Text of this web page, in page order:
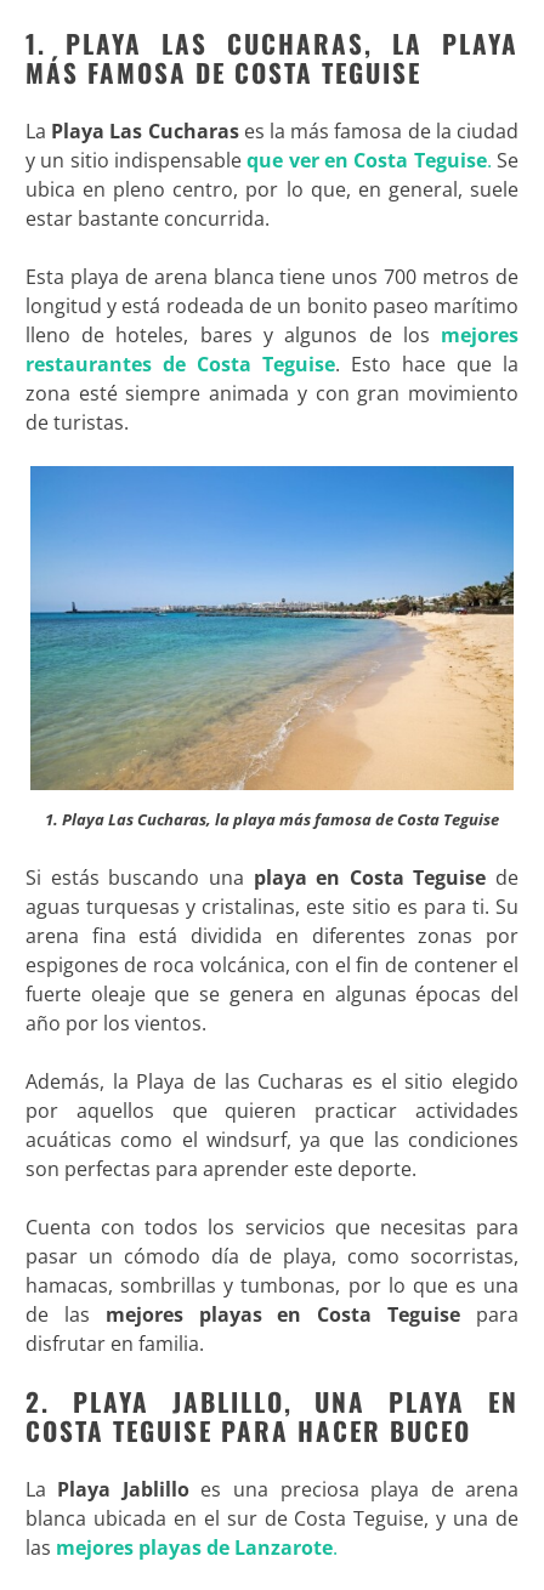
1. PLAYA LAS CUCHARAS, LA PLAYA
MÁS FAMOSA DE COSTA TEGUISE
La Playa Las Cucharases la más famosa de la ciudad
y un sitio indispensableque ver en Costa Teguise. Se
ubica en pleno centro, por lo que, en general, suele
estar bastante concurrida.
Esta playa de arena blanca tiene unos 700 metros de
longitud y está rodeada de un bonito paseo marítimo
lleno de hoteles, bares y algunos de los mejores
restaurantes de Costa Teguise. Esto hace que la
zona esté siempre animada y con gran movimiento
de turistas.
1. Playa Las Cucharas, la playa más famosa de Costa Teguise
Si estás buscando una playa en Costa Teguise de
aguas turquesas y cristalinas, este sitio es para ti. Su
arena fina está dividida en diferentes zonas por
espigones de roca volcánica, con el fin de contener el
fuerte oleaje que se genera en algunas épocas del
año por los vientos.
Además, la Playa de las Cucharas es el sitio elegido
por aquellos que quieren practicar actividades
acuáticas como el windsurf, ya que las condiciones
son perfectas para aprender este deporte.
Cuenta con todos los servicios que necesitas para
pasar un cómodo día de playa, como socorristas,
hamacas, sombrillas y tumbonas, por lo que es una
de las mejores playas en Costa Teguise para
disfrutar en familia.
2. PLAYA JABLILLO, UNA PLAYA EN
COSTA TEGUISE PARA HACER BUCEO
La Playa Jablilloes una preciosa playa de arena
blanca ubicada en el sur de Costa Teguise, y una de
las mejores playas de Lanzarote.